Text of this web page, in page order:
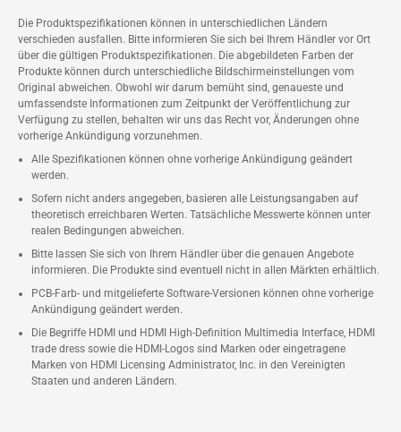
Die Produktspezifikationen können in unterschiedlichen Ländern
verschieden ausfallen. Bitte informieren Sie sich bei Ihrem Händler vor Ort
über die gültigen Produktspezifikationen. Die abgebildeten Farben der
Produkte können durch unterschiedliche Bildschirmeinstellungen vom
Original abweichen. Obwohl wir darum bemüht sind, genaueste und
umfassendste Informationen zum Zeitpunkt der Veröffentlichung zur
Verfügung zu stellen, behalten wir uns das Recht vor, Änderungen ohne
vorherige Ankündigung vorzunehmen.
Alle Spezifikationen können ohne vorherige Ankündigung geändert
werden.
Sofern nicht anders angegeben, basieren alle Leistungsangaben auf
theoretisch erreichbaren Werten. Tatsächliche Messwerte können unter
realen Bedingungen abweichen.
Bitte lassen Sie sich von Ihrem Händler über die genauen Angebote
informieren. Die Produkte sind eventuell nicht in allen Märkten erhältlich.
PCB-Farb- und mitgelieferte Software-Versionen können ohne vorherige
Ankündigung geändert werden.
Die Begriffe HDMI und HDMI High-Definition Multimedia Interface, HDMI
trade dress sowie die HDMI-Logos sind Marken oder eingetragene
Marken von HDMI Licensing Administrator, Inc. in den Vereinigten
Staaten und anderen Ländern.